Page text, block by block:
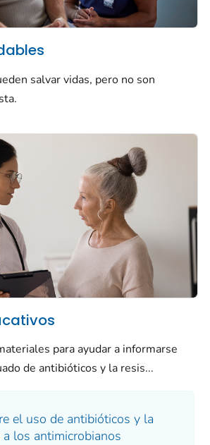
salvar vidas, pero no son
para ayudar a informarse
de antibióticos y la resis...
el uso de antibióticos y la
a los antimicrobianos